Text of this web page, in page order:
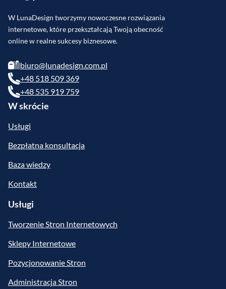
W LunaDesign tworzymy nowoczesne rozwiązania
internetowe, które przekształcają Twoją obecność
online w realne sukcesy biznesowe.
biuro@lunadesign.com.pl
+48 518 509 369
+48 535 919 759
W skrócie
Usługi
Bezpłatna konsultacja
Baza wiedzy
Kontakt
Usługi
Tworzenie Stron Internetowych
Sklepy Internetowe
Pozycjonowanie Stron
Administracja Stron